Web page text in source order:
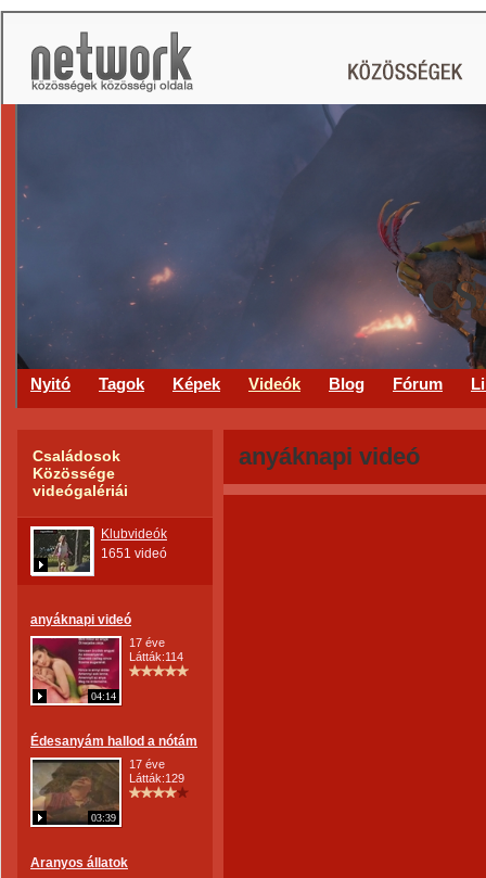
Nyitó Tagok Képek Videók Blog Fórum
Családosok
Közössége
videógalériái
Klubvideók
1651 videó
anyáknapi videó
04:14
17 éve
Látták:114
Édesanyám hallod a nótám
03:39
17 éve
Látták:129
Aranyos állatok
anyáknapi videó